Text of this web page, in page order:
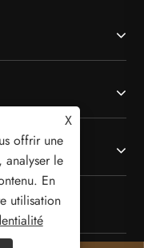
X
offrir une
analyser le
En
utilisation